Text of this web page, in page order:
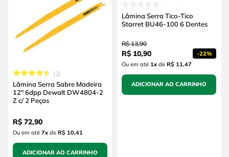
2
Lâmina Serra Sabre Madeira
12" 6dpp Dewalt DW4804-2
Z c/ 2 Peças
R$ 72,90
Ou em até 7xde R$ 10,41
ADICIONAR AO CARRINHO
Lâmina Serra Tico-Tico
Starret BU46-100 6 Dentes
R$ 13,90
R$ 10,90 -22%
Ou em até 1xde R$ 11,47
ADICIONAR AO CARRINHO